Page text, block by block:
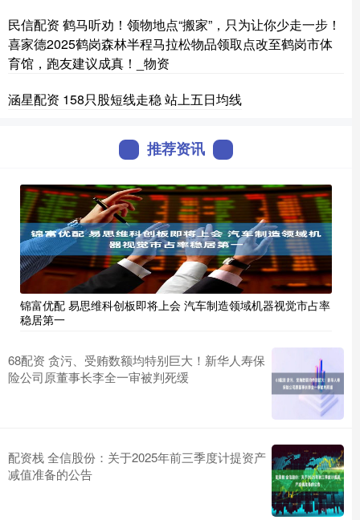
民信配资 鹤马听劝！领物地点“搬家”，只为让你少走一步！
喜家德2025鹤岗森林半程马拉松物品领取点改至鹤岗市体
育馆，跑友建议成真！_物资
涵星配资 158只股短线走稳 站上五日均线
推荐资讯
锦富优配 易思维科创板即将上会 汽车制造领域机器视觉市占率
稳居第一
68配资 贪污、受贿数额均特别巨大！新华人寿保
险公司原董事长李全一审被判死缓
配资栈 全信股份：关于2025年前三季度计提资产
减值准备的公告